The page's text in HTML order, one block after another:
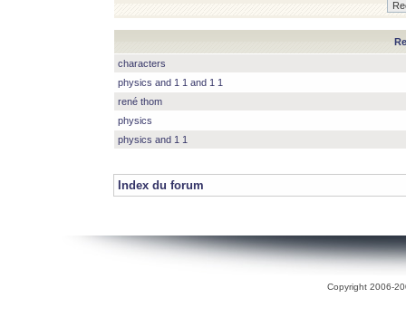
characters
physics and 1 1 and 1 1
rené thom
physics
physics and 1 1
Index du forum
Copyright 2006-